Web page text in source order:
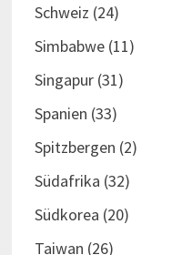
Schweiz (24)
Simbabwe(11)
Singapur(31)
Spanien (33)
Spitzbergen (2)
Südafrika (32)
Südkorea (20)
Taiwan (26)